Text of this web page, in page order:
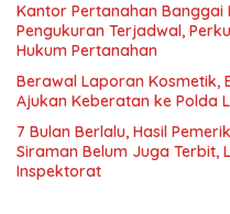
Kantor Pertanahan Banggai
Pengukuran Terjadwal,
Hukum Pertanahan
Berawal Laporan Kosmetik,
Ajukan Keberatan ke Polda
7 Bulan Berlalu, Hasil
Siraman Belum Juga Terbit,
Inspektorat